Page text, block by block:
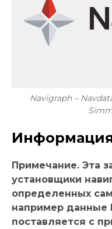
Navigraph –
Примечание. Эта
установщики
определенных
например данные
поставляется с